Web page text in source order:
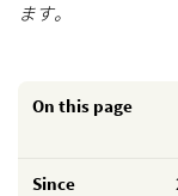
ます。
On this page
Since